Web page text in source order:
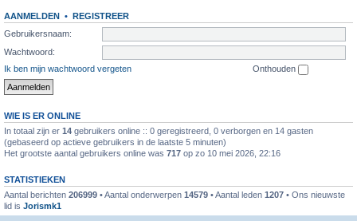
AANMELDEN • REGISTREER
Gebruikersnaam:
Wachtwoord:
Ik ben mijn wachtwoord vergeten
Onthouden
WIE IS ER ONLINE
In totaal zijn er 14 gebruikers online :: 0 geregistreerd, 0 verborgen en 14 gasten
(gebaseerd op actieve gebruikers in de laatste 5 minuten)
Het grootste aantal gebruikers online was 717 op zo 10 mei 2026, 22:16
STATISTIEKEN
Aantal berichten 206999 • Aantal onderwerpen 14579 • Aantal leden 1207 • Ons nieuwste
lid is Jorismk1